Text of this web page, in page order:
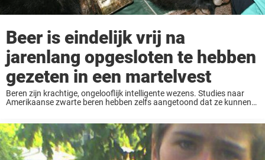
Beer is eindelijk vrij na
jarenlang opgesloten te hebben
gezeten in een martelvest
Beren zijn krachtige, ongelooflijk intelligente wezens. Studies naar
Amerikaanse zwarte beren hebben zelfs aangetoond dat ze kunnen